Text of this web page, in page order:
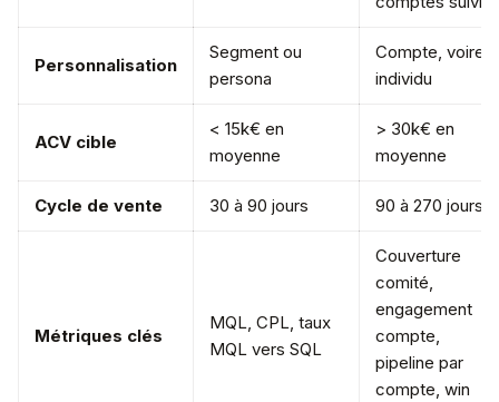
Personnalisation
Segment ou
persona
Compte, voire
individu
ACV cible
< 15k€ en
moyenne
> 30k€ en
moyenne
Cycle de vente 30 à 90 jours 90 à 270 jours
Métriques clés
MQL, CPL, taux
MQL vers SQL
Couverture
comité,
engagement
compte,
pipeline par
compte, win